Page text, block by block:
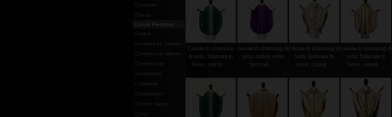
Candelieri
Casule
Casule Pietrobon
Cingoli
Completi da Viaggio
Completi per Messa
Completi per
Sacramenti
Copertine
Copriamboni
Corone statue
Cotte
Casula in shantung
di seta, foderata in
lurex, colore ...
casula in shantung di
seta, colore viola
(articolo ...
casula in shantung di
seta, foderata in
lurex, colore ...
casula in shantung di
seta, foderata in
lurex, colore ...